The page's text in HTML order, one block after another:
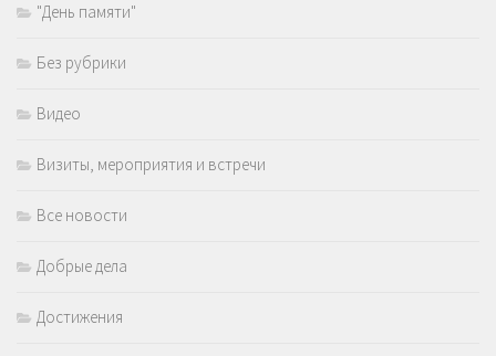
"День памяти"
Без рубрики
Видео
Визиты, мероприятия и встречи
Все новости
Добрые дела
Достижения